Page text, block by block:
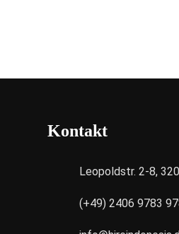
Kontakt
Leopoldstr. 2-8,
(+49) 2406 9783